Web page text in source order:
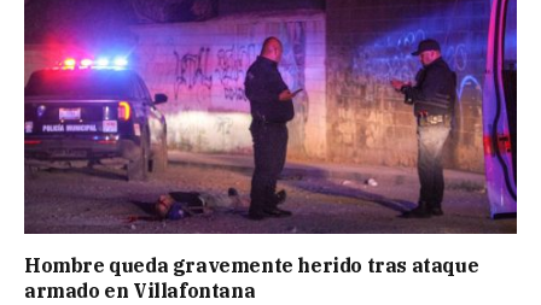
Hombre queda gravemente herido tras ataque
armado en Villafontana